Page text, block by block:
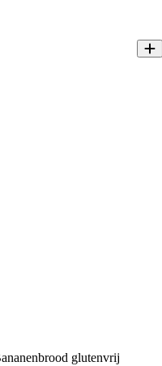
glutenvrij